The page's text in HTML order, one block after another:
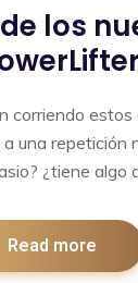
los
corriendo estos
una repetición
¿tiene algo
Read more